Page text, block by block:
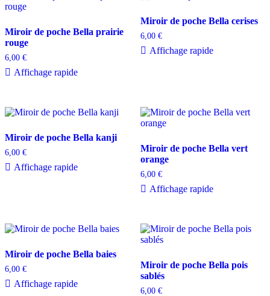
Miroir de poche Bella prairie
rouge
6,00 €
Affichage rapide
Miroir de poche Bella cerises
6,00 €
Affichage rapide
Miroir de poche Bella kanji
6,00 €
Affichage rapide
Miroir de poche Bella vert
orange
6,00 €
Affichage rapide
Miroir de poche Bella baies
6,00 €
Affichage rapide
Miroir de poche Bella pois
sablés
6,00 €